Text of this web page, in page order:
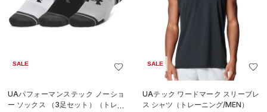
SALE
UAパフォーマンステック ノーショ
ー ソックス （3足セット）（トレー
SALE
UAテック ワードマーク スリーブレ
ス シャツ（トレーニング/MEN）